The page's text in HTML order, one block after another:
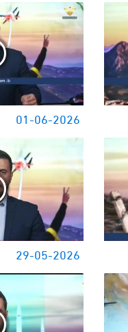
01-06-2026
29-05-2026